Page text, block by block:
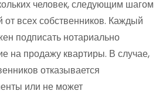
человек, следующим шагом
от всех собственников. Каждый
подписать нотариально
на продажу квартиры. В случае,
отказывается
или не может